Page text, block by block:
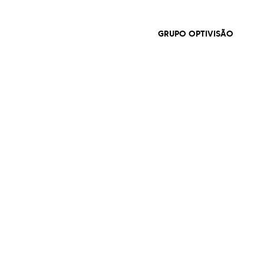
GRUPO OPTIVISÃO